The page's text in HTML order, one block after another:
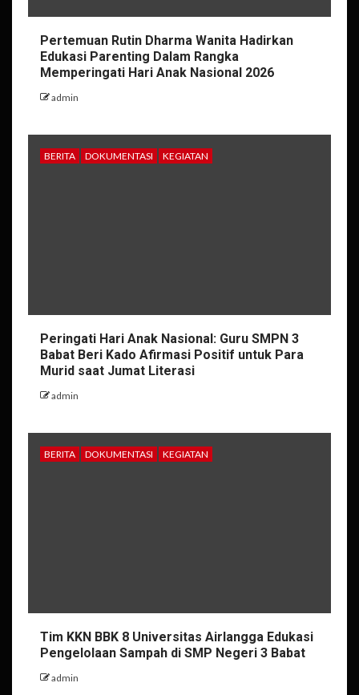
Pertemuan Rutin Dharma Wanita Hadirkan
Edukasi Parenting Dalam Rangka
Memperingati Hari Anak Nasional 2026
admin
BERITA DOKUMENTASI KEGIATAN
Peringati Hari Anak Nasional: Guru SMPN 3
Babat Beri Kado Afirmasi Positif untuk Para
Murid saat Jumat Literasi
admin
BERITA DOKUMENTASI KEGIATAN
Tim KKN BBK 8 Universitas Airlangga Edukasi
Pengelolaan Sampah di SMP Negeri 3 Babat
admin